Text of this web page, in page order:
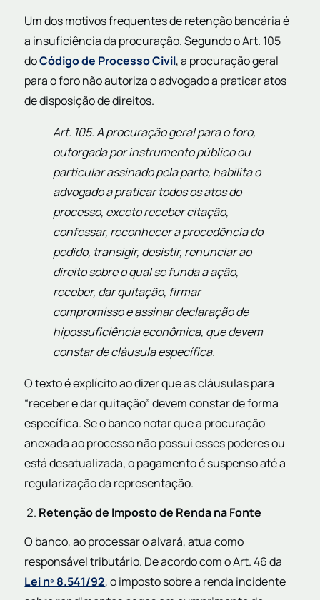
Um dos motivos frequentes de retenção bancária é
a insuficiência da procuração. Segundo o Art. 105
doCódigo de Processo Civil, a procuração geral
para o foro não autoriza o advogado a praticar atos
de disposição de direitos.
Art. 105. A procuração geral para o foro,
outorgada por instrumento público ou
particular assinado pela parte, habilita o
advogado a praticar todos os atos do
processo, exceto receber citação,
confessar, reconhecer a procedência do
pedido, transigir, desistir, renunciar ao
direito sobre o qual se funda a ação,
receber, dar quitação, firmar
compromisso e assinar declaração de
hipossuficiência econômica, que devem
constar de cláusula específica.
O texto é explícito ao dizer que as cláusulas para
“receber e dar quitação” devem constar de forma
específica. Se o banco notar que a procuração
anexada ao processo não possui esses poderes ou
está desatualizada, o pagamento é suspenso até a
regularização da representação.
Retenção de Imposto de Renda na Fonte
O banco, ao processar o alvará, atua como
responsável tributário. De acordo com o Art. 46 da
Lei nº 8.541/92, o imposto sobre a renda incidente